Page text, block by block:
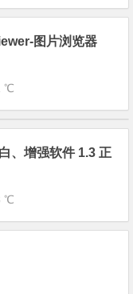
图片浏览器
℃
、增强软件 1.3 正
℃